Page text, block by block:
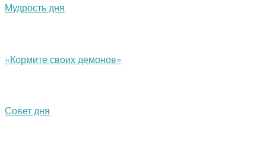
Мудрость дня
«Кормите своих демонов»
Совет дня